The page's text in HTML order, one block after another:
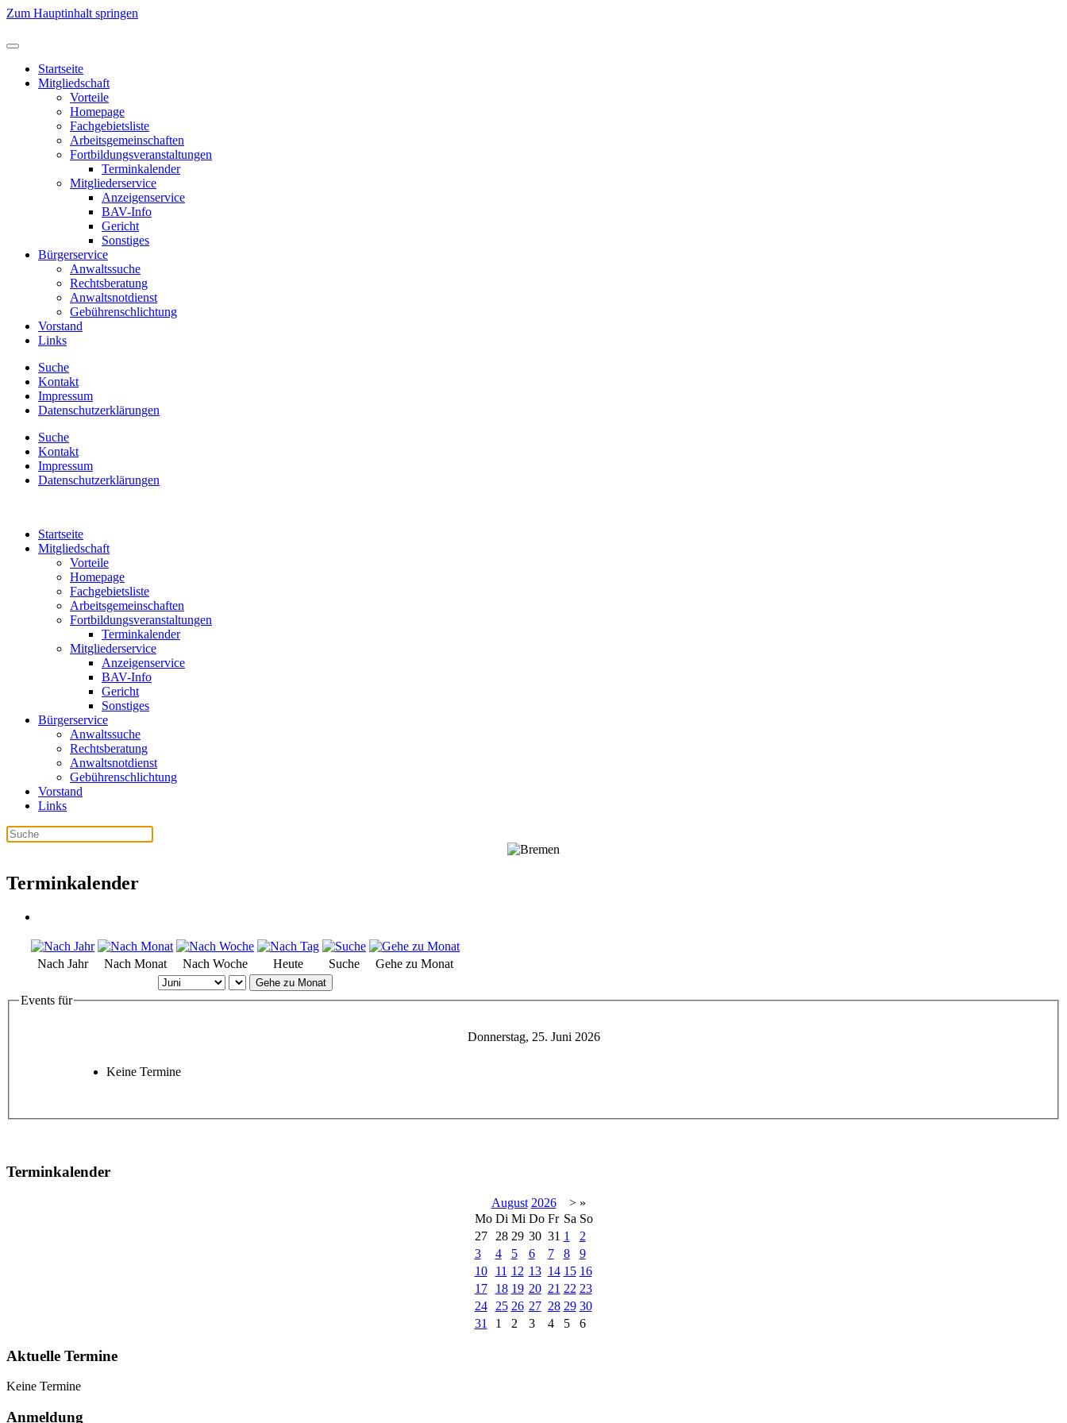
Zum Hauptinhalt springen
Startseite
Mitgliedschaft
Vorteile
Homepage
Fachgebietsliste
Arbeitsgemeinschaften
Fortbildungsveranstaltungen
Terminkalender
Mitgliederservice
Anzeigenservice
BAV-Info
Gericht
Sonstiges
Bürgerservice
Anwaltssuche
Rechtsberatung
Anwaltsnotdienst
Gebührenschlichtung
Vorstand
Links
Suche
Kontakt
Impressum
Datenschutzerklärungen
Suche
Kontakt
Impressum
Datenschutzerklärungen
Startseite
Mitgliedschaft
Vorteile
Homepage
Fachgebietsliste
Arbeitsgemeinschaften
Fortbildungsveranstaltungen
Terminkalender
Mitgliederservice
Anzeigenservice
BAV-Info
Gericht
Sonstiges
Bürgerservice
Anwaltssuche
Rechtsberatung
Anwaltsnotdienst
Gebührenschlichtung
Vorstand
Links
Terminkalender
Nach Jahr Nach Monat Nach Woche Heute Suche Gehe zu Monat
Gehe zu Monat
Events für
Donnerstag, 25. Juni 2026
Keine Termine
Terminkalender
August 2026 > »
Mo Di Mi Do Fr Sa So
27
28 29 30 31 1
2
3
4 5 6 7 8
9
10
11 12 13 14 15 16
17
18 19 20 21 22 23
24
25 26 27 28 29 30
31
1 2 3 4 5 6
Aktuelle Termine
Keine Termine
Anmeldung